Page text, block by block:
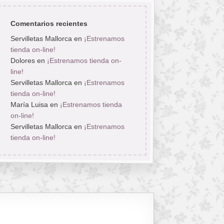
Comentarios recientes
Servilletas Mallorcaen ¡Estrenamos
tienda on-line!
Doloresen ¡Estrenamos tienda on-
line!
Servilletas Mallorcaen ¡Estrenamos
tienda on-line!
María Luisaen ¡Estrenamos tienda
on-line!
Servilletas Mallorcaen ¡Estrenamos
tienda on-line!